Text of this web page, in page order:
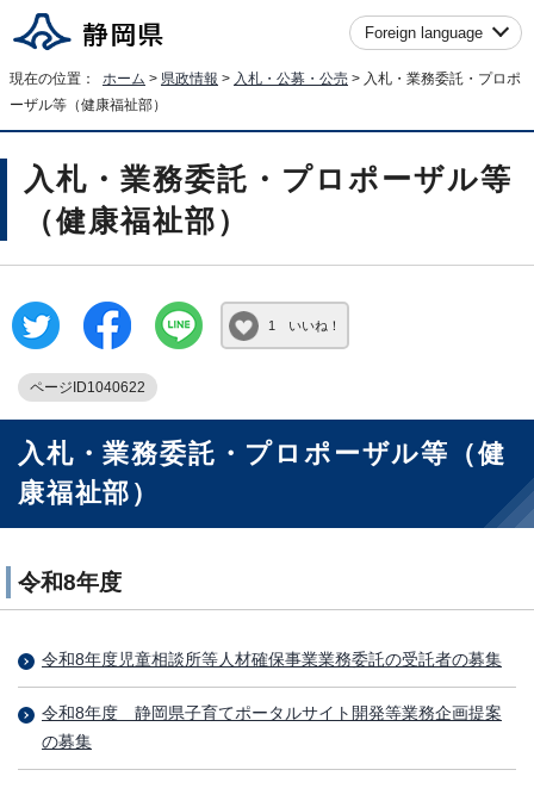
Foreign language
現在の位置： ホーム > 県政情報 > 入札・公募・公売 > 入札・業務委託・プロポ
ーザル等（健康福祉部）
入札・業務委託・プロポーザル等
（健康福祉部）
1 いいね！
ページID1040622
入札・業務委託・プロポーザル等（健
康福祉部）
令和8年度
令和8年度児童相談所等人材確保事業業務委託の受託者の募集
令和8年度 静岡県子育てポータルサイト開発等業務企画提案
の募集